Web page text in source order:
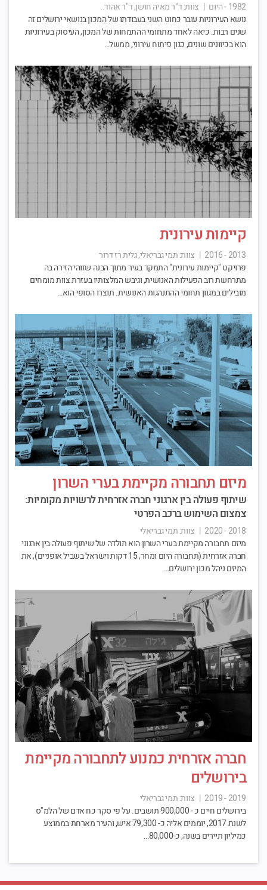
1982 - היום | צוות:ד"ר מאיה חושן, ד"ר אהוד..
נושא העירוניות עובר כחוט השני בעבודתו של המכון בנושאי ירושלים זה
שנים רבות. כיאה לאחד מתחומי ההתמחות של המכון, העיסוק בעירוניות
הוא בכיוונים שונים, כגון פיתוח עירוני, ממשל…
קיימות עירונית
2013 - 2016
| צוות:תמי גבריאלי, גלית רז דרור
פרויקט "קיימות עירונית" התמקד בעיר מתוך הבנה שזוהי הזירה בה
מתרחשת רוב הפעילות האנושית, וגיבש המלצותיו בעזרת צוות מומחים
מובילים במגוון תחומי ההתנהגות האנושית. תוצרו הסופי הוא…
מיזם תחבורה מקיימת בערי השרון
שיתוף פעולה בין ארגוני חברה אזרחית לרשויות מקומיות:
צמצום השימוש ברכב הפרטי
2018 - 2020
| צוות:תמי גבריאלי
מיזם תחבורה מקיימת בערי השרון הוא תולדה של שיתוף פעולה בין ארגוני
חברה אזרחית (תחבורה היום ומחר, 15 דקות וישראל בשביל אופניים), את
המיזם ניהל מכון ירושלים…
חברה אזרחית כמנוע לתחבורה מקיימת
בירושלים
2019 - 2019
| צוות:תמי גבריאלי
בירושלים חיים כ - 900,000 תושבים. על פי סקר כח אדם של הלמ"ס
לשנת 2017, יוממים אליה כ- 79,300 איש, והעיר מארחת בממוצע
כמיליון תיירים בשנה, כ-80,000…